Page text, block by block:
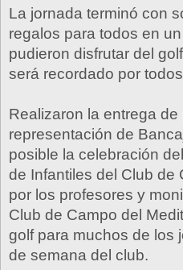
La jornada terminó con
regalos para todos en
pudieron disfrutar del
será recordado por
Realizaron la entrega
representación de
posible la celebración
de Infantiles del Club de
por los profesores y
Club de Campo del
golf para muchos de los
de semana del club.